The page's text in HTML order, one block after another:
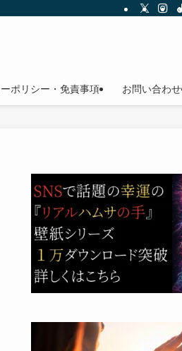
ポリシー・免責事項 お問い合わせ